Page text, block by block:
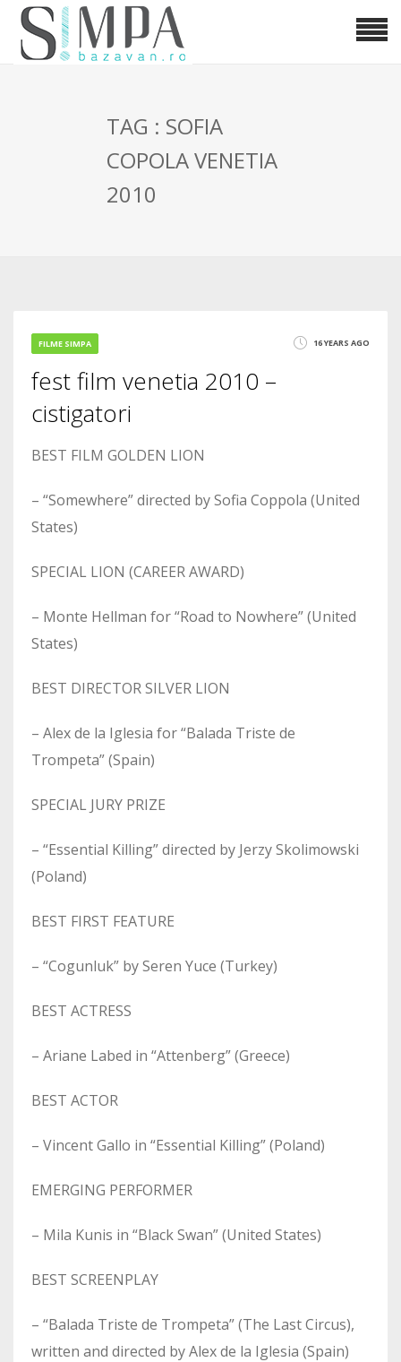
TAG : SOFIA
COPOLA VENETIA
2010
FILME SIMPA 16 YEARS AGO
fest film venetia 2010 –
cistigatori
BEST FILM GOLDEN LION
– “Somewhere” directed by Sofia Coppola (United
States)
SPECIAL LION (CAREER AWARD)
– Monte Hellman for “Road to Nowhere” (United
States)
BEST DIRECTOR SILVER LION
– Alex de la Iglesia for “Balada Triste de
Trompeta” (Spain)
SPECIAL JURY PRIZE
– “Essential Killing” directed by Jerzy Skolimowski
(Poland)
BEST FIRST FEATURE
– “Cogunluk” by Seren Yuce (Turkey)
BEST ACTRESS
– Ariane Labed in “Attenberg” (Greece)
BEST ACTOR
– Vincent Gallo in “Essential Killing” (Poland)
EMERGING PERFORMER
– Mila Kunis in “Black Swan” (United States)
BEST SCREENPLAY
– “Balada Triste de Trompeta” (The Last Circus),
written and directed by Alex de la Iglesia (Spain)